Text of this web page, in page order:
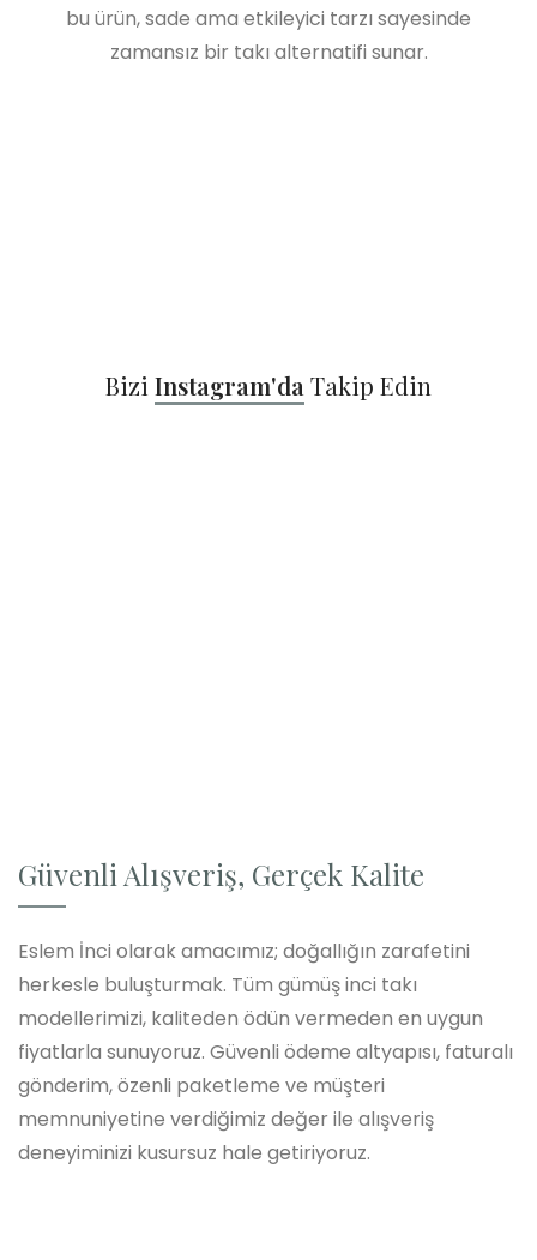
bu ürün, sade ama etkileyici tarzı sayesinde
zamansız bir takı alternatifi sunar.
Bizi Instagram'da Takip Edin
Güvenli Alışveriş, Gerçek Kalite
Eslem İnci olarak amacımız; doğallığın zarafetini
herkesle buluşturmak. Tüm gümüş inci takı
modellerimizi, kaliteden ödün vermeden en uygun
fiyatlarla sunuyoruz. Güvenli ödeme altyapısı, faturalı
gönderim, özenli paketleme ve müşteri
memnuniyetine verdiğimiz değer ile alışveriş
deneyiminizi kusursuz hale getiriyoruz.